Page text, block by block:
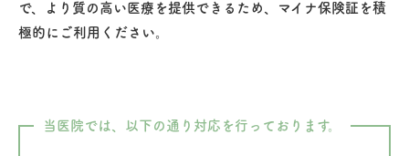
で、より質の高い医療を提供できるため、マイナ保険証を積
極的にご利用ください。
当医院では、以下の通り対応を行っております。